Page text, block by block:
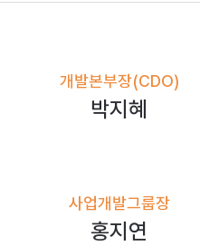
개발본부장(CDO)
박지혜
사업개발그룹장
홍지연